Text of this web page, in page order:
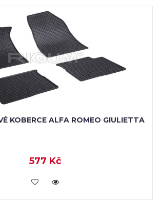
KOBERCE ALFA ROMEO GIULIETTA
577 Kč
KOUPIT